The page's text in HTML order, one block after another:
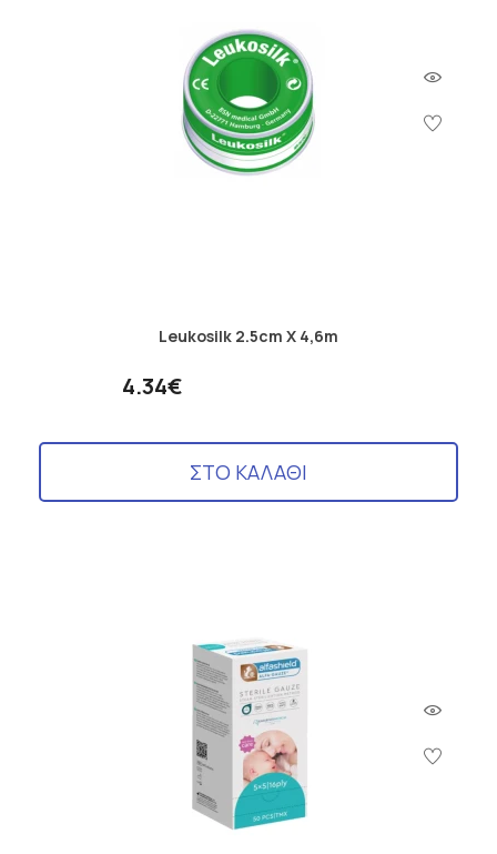
Leukosilk 2.5cm X 4,6m
4.34€
ΣΤΟ ΚΑΛΑΘΙ